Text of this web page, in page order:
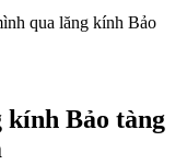
qua lăng kính Bảo
kính Bảo tàng